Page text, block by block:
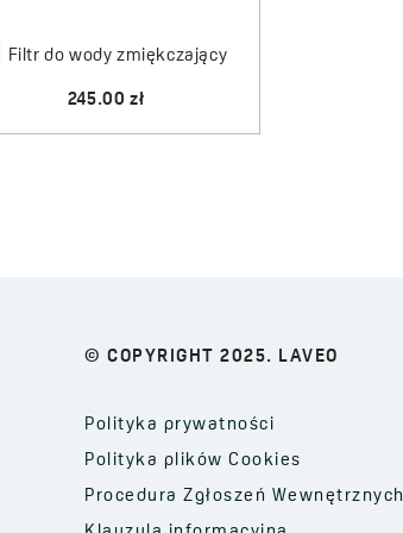
stylu życia i większej troski o środowisko.
Filtr do wody zmiękczający
245.00 zł
© COPYRIGHT 2025. LAVEO
Polityka prywatności
Polityka plików Cookies
Procedura Zgłoszeń Wewnętrznych